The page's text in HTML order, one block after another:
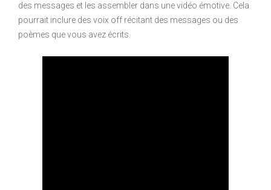
des messages et les assembler dans une vidéo émotive. Cela
pourrait inclure des voix off récitant des messages ou des
poèmes que vous avez écrits.